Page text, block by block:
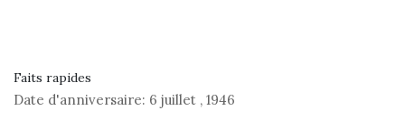
Faits rapides
Date d'anniversaire: 6 juillet , 1946